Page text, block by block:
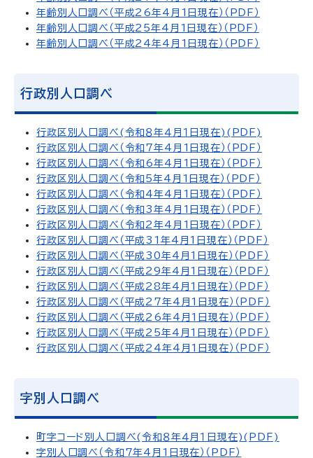
年齢別人口調べ（平成26年4月1日現在）（PDF）
年齢別人口調べ（平成25年4月1日現在）（PDF）
年齢別人口調べ（平成24年4月1日現在）（PDF）
行政別人口調べ
行政区別人口調べ(令和８年４月１日現在)(PDF)
行政区別人口調べ（令和7年4月1日現在）（PDF）
行政区別人口調べ（令和6年4月1日現在）（PDF）
行政区別人口調べ（令和5年4月1日現在）（PDF）
行政区別人口調べ（令和4年4月1日現在）（PDF）
行政区別人口調べ（令和3年4月1日現在）（PDF）
行政区別人口調べ（令和2年4月1日現在）（PDF）
行政区別人口調べ（平成31年4月1日現在）（PDF）
行政区別人口調べ（平成30年4月1日現在）（PDF）
行政区別人口調べ（平成29年4月1日現在）（PDF）
行政区別人口調べ（平成28年4月1日現在）（PDF）
行政区別人口調べ（平成27年4月1日現在）（PDF）
行政区別人口調べ（平成26年4月1日現在）（PDF）
行政区別人口調べ（平成25年4月1日現在）（PDF）
行政区別人口調べ（平成24年4月1日現在）（PDF）
字別人口調べ
町字コード別人口調べ(令和８年４月１日現在)(PDF)
字別人口調べ（令和7年4月1日現在）（PDF）